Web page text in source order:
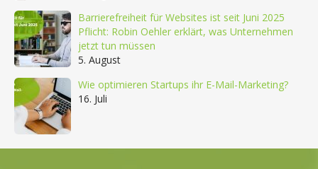
Barrierefreiheit für Websites ist seit Juni 2025
Pflicht: Robin Oehler erklärt, was Unternehmen
jetzt tun müssen
5. August
Wie optimieren Startups ihr E-Mail-Marketing?
16. Juli